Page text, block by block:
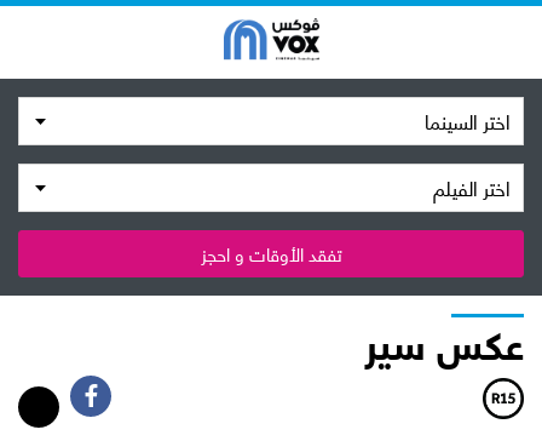
اختر السينما
اختر الفيلم
تفقد الأوقات و احجز
عكس سير